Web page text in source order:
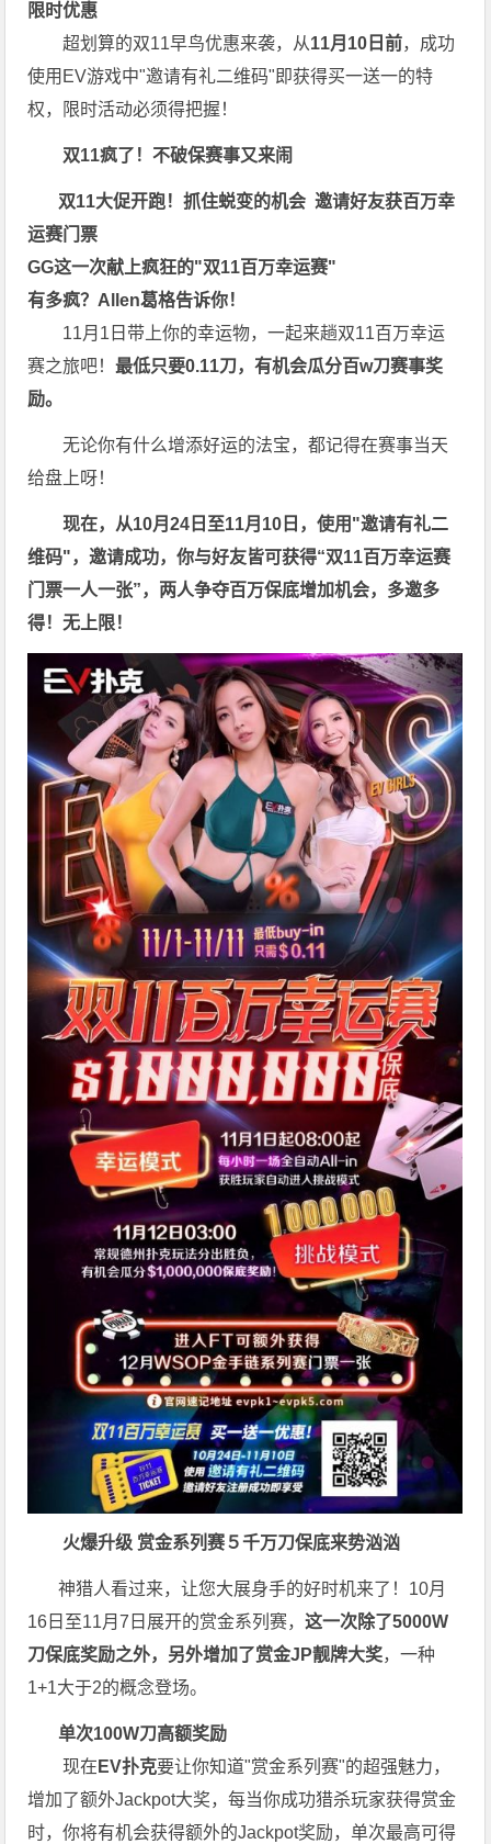
限时优惠
超划算的双11早鸟优惠来袭，从11月10日前，成功
使用EV游戏中"邀请有礼二维码"即获得买一送一的特
权，限时活动必须得把握！
双11疯了！不破保赛事又来闹
双11大促开跑！抓住蜕变的机会 邀请好友获百万幸
运赛门票
GG这一次献上疯狂的"双11百万幸运赛"
有多疯？Allen葛格告诉你！
11月1日带上你的幸运物，一起来趟双11百万幸运
赛之旅吧！最低只要0.11刀，有机会瓜分百w刀赛事奖
励。
无论你有什么增添好运的法宝，都记得在赛事当天
给盘上呀！
现在，从10月24日至11月10日，使用"邀请有礼二
维码"，邀请成功，你与好友皆可获得“双11百万幸运赛
门票一人一张”，两人争夺百万保底增加机会，多邀多
得！无上限！
火爆升级 赏金系列赛５千万刀保底来势汹汹
神猎人看过来，让您大展身手的好时机来了！10月
16日至11月7日展开的赏金系列赛，这一次除了5000W
刀保底奖励之外，另外增加了赏金JP靓牌大奖，一种
1+1大于2的概念登场。
单次100W刀高额奖励
现在 EV扑克要让你知道"赏金系列赛"的超强魅力，
增加了额外Jackpot大奖，每当你成功猎杀玩家获得赏金
时，你将有机会获得额外的Jackpot奖励，单次最高可得